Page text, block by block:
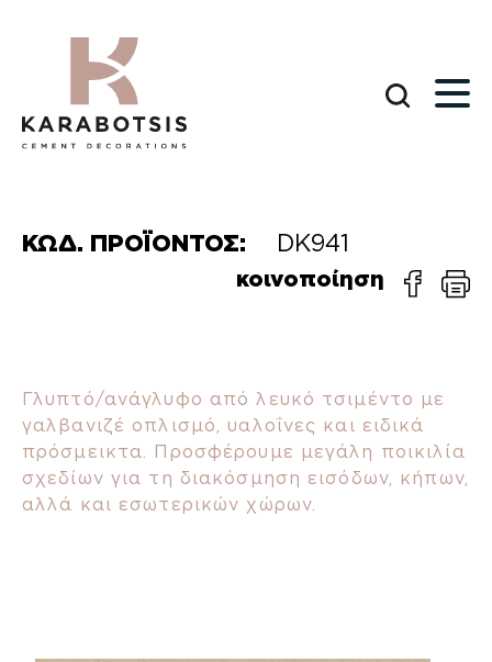
ΚΩΔ. ΠΡΟΪΟΝΤΟΣ: DK941
κοινοποίηση
Γλυπτό/ανάγλυφο από λευκό τσιμέντο με
γαλβανιζέ οπλισμό, υαλοΐνες και ειδικά
πρόσμεικτα. Προσφέρουμε μεγάλη ποικιλία
σχεδίων για τη διακόσμηση εισόδων, κήπων,
αλλά και εσωτερικών χώρων.